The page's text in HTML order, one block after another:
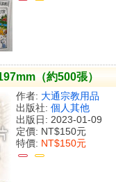
（約500張）
作者: 大通宗教用品
出版社: 個人其他
出版日: 2023-01-09
定價: NT$150元
特價: NT$150元